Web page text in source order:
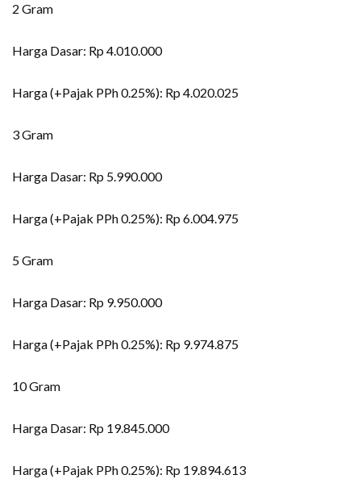
2 Gram
Harga Dasar: Rp 4.010.000
Harga (+Pajak PPh 0.25%): Rp 4.020.025
3 Gram
Harga Dasar: Rp 5.990.000
Harga (+Pajak PPh 0.25%): Rp 6.004.975
5 Gram
Harga Dasar: Rp 9.950.000
Harga (+Pajak PPh 0.25%): Rp 9.974.875
10 Gram
Harga Dasar: Rp 19.845.000
Harga (+Pajak PPh 0.25%): Rp 19.894.613